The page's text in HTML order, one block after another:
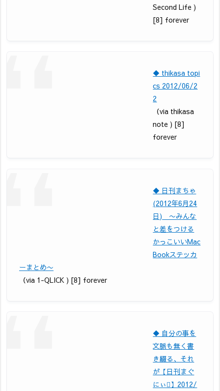
Second Life )
[8] forever
◆ thikasa topi
cs 2012/06/2
2
（via thikasa
note ) [8]
forever
◆ 日刊まちゃ
(2012年6月24
日) 〜みんな
と差をつける
かっこいいMac
Bookステッカ
ーまとめ〜
（via 1-QLICK ) [8] forever
◆ 自分の事を
文脈も無く書
き綴る、それ
が【日刊まぐ
にぃ】2012/